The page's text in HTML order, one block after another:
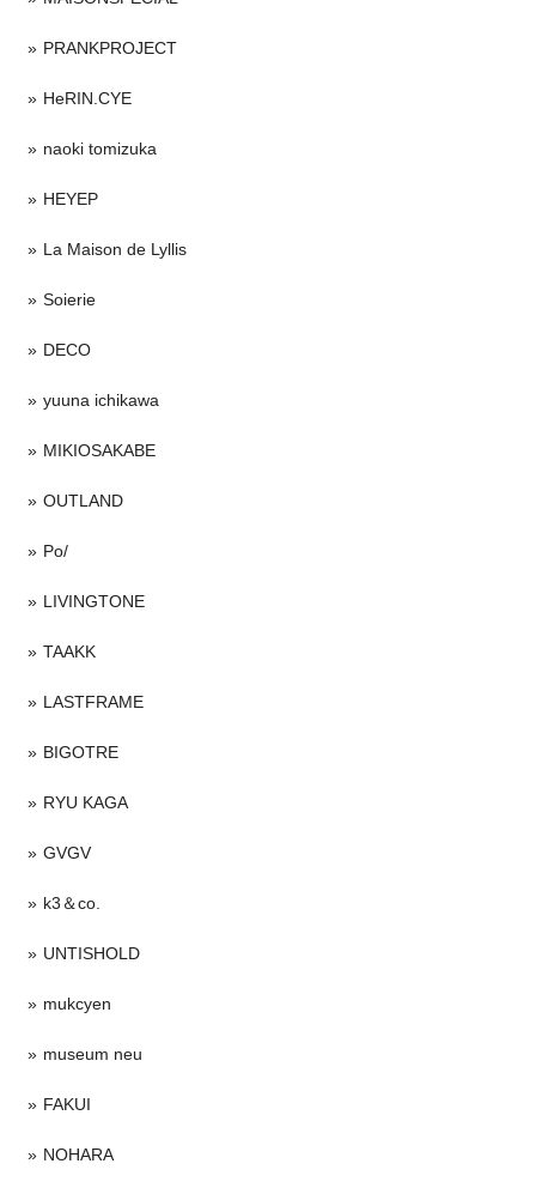
PRANKPROJECT
HeRIN.CYE
naoki tomizuka
HEYEP
La Maison de Lyllis
Soierie
DECO
yuuna ichikawa
MIKIOSAKABE
OUTLAND
Po/
LIVINGTONE
TAAKK
LASTFRAME
BIGOTRE
RYU KAGA
GVGV
k3＆co.
UNTISHOLD
mukcyen
museum neu
FAKUI
NOHARA